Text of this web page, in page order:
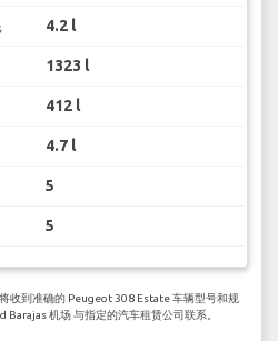
4.2 l
1323 l
412 l
4.7 l
5
5
收到准确的 Peugeot 308 Estate 车辆型号和规
机场 与指定的汽车租赁公司联系。